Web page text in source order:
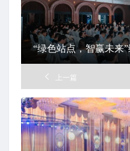
“绿色站点，智赢未来
上一篇